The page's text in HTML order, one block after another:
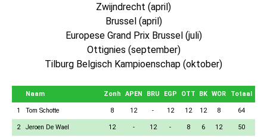
Zwijndrecht (april)
Brussel (april)
Europese Grand Prix Brussel (juli)
Ottignies (september)
Tilburg Belgisch Kampioenschap (oktober)
Naam Zonh APEN BRU EGP OTT BK WOR Totaal
1 Tom Schotte 8 12 - 12 12 12 8 64
2 Jeroen De Wael 12 - 12 - 8 6 12 50